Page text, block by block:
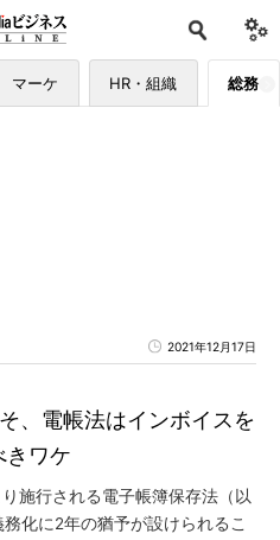
マーケ HR・組織 総務
2021年12月17日
、電帳法はインボイスを
きワケ
施行される電子帳簿保存法（以
化に2年の猶予が設けられるこ